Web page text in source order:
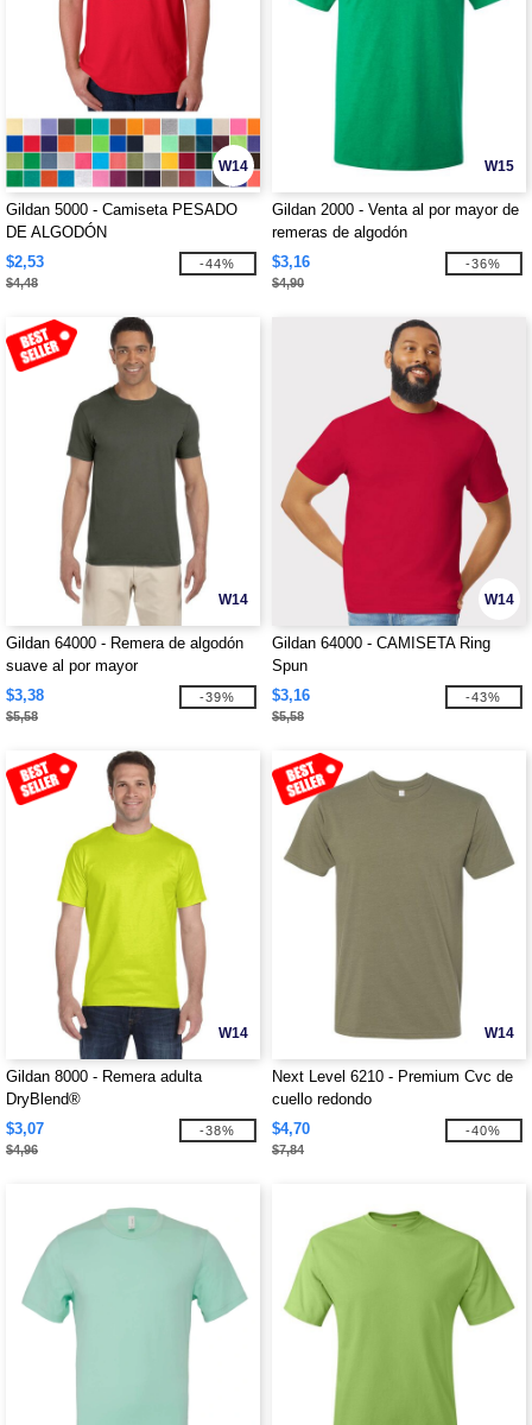
W14
Gildan 5000 - Camiseta PESADO
DE ALGODÓN
$2,53
$4,48
-44%
W15
Gildan 2000 - Venta al por mayor de
remeras de algodón
$3,16
$4,90
-36%
W14
Gildan 64000 - Remera de algodón
suave al por mayor
$3,38
$5,58
-39%
W14
Gildan 64000 - CAMISETA Ring
Spun
$3,16
$5,58
-43%
W14
Gildan 8000 - Remera adulta
DryBlend®
$3,07
$4,96
-38%
W14
Next Level 6210 - Premium Cvc de
cuello redondo
$4,70
$7,84
-40%